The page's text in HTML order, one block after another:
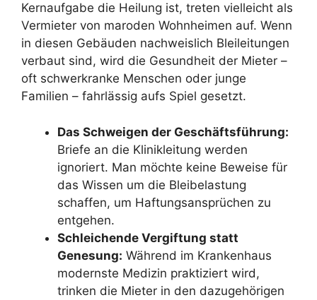
Kernaufgabe die Heilung ist, treten vielleicht als
Vermieter von maroden Wohnheimen auf. Wenn
in diesen Gebäuden nachweislich Bleileitungen
verbaut sind, wird die Gesundheit der Mieter –
oft schwerkranke Menschen oder junge
Familien – fahrlässig aufs Spiel gesetzt.
Das Schweigen der Geschäftsführung:
Briefe an die Klinikleitung werden
ignoriert. Man möchte keine Beweise für
das Wissen um die Bleibelastung
schaffen, um Haftungsansprüchen zu
entgehen.
Schleichende Vergiftung statt
Genesung: Während im Krankenhaus
modernste Medizin praktiziert wird,
trinken die Mieter in den dazugehörigen